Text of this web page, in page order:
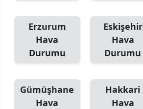
Erzurum
Hava
Durumu
Eskişehir
Hava
Durumu
Gümüşhane
Hava
Hakkari
Hava